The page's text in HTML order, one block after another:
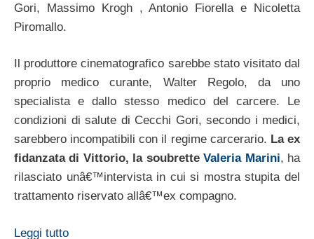
Gori, Massimo Krogh , Antonio Fiorella e Nicoletta
Piromallo.
Il produttore cinematografico sarebbe stato visitato dal
proprio medico curante, Walter Regolo, da uno
specialista e dallo stesso medico del carcere. Le
condizioni di salute di Cecchi Gori, secondo i medici,
sarebbero incompatibili con il regime carcerario. La ex
fidanzata di Vittorio, la soubretteValeria Marini, ha
rilasciato unâ€™intervista in cui si mostra stupita del
trattamento riservato allâ€™ex compagno.
Leggi tutto